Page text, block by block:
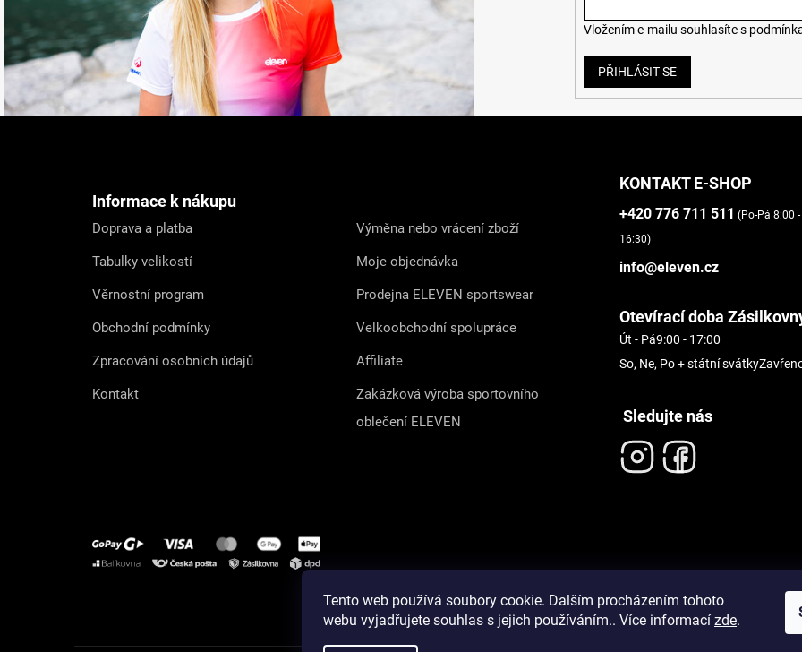
Tento web používá soubory cookie. Dalším procházením tohoto
webu vyjadřujete souhlas s jejich používáním.. Více informací zde.
Vložením e-mailu souhlasíte s
PŘIHLÁSIT SE
Informace k nákupu
Doprava a platba
Tabulky velikostí
Věrnostní program
Obchodní podmínky
Zpracování osobních údajů
Kontakt
Výměna nebo vrácení zboží
Moje objednávka
Prodejna ELEVEN sportswear
Velkoobchodní spolupráce
Affiliate
Zakázková výroba sportovního
oblečení ELEVEN
KONTAKT E-SHOP
+420 776 711 511 (Po-Pá 8:00 -
16:30)
info@eleven.cz
Otevírací doba
Út - Pá9:00 - 17:00
So, Ne, Po + státní svátky
Sledujte nás